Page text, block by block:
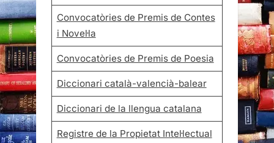
Convocatòries de Premis de Contes
i Novel·la
Convocatòries de Premis de Poesia
Diccionari català-valencià-balear
Diccionari de la llengua catalana
Registre de la Propietat Intel·lectual